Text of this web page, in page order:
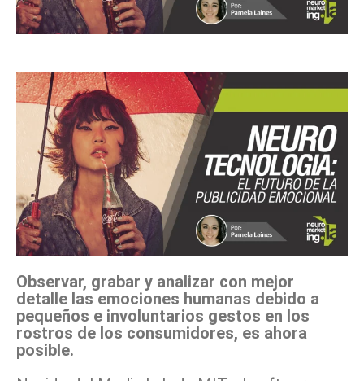
Observar, grabar y analizar con mejor
detalle las emociones humanas debido a
pequeños e involuntarios gestos en los
rostros de los consumidores, es ahora
posible.